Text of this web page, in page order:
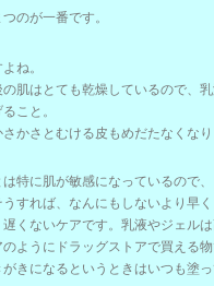
のが一番です。
ね。
肌はとても乾燥しているので、
こと。
かさとむける皮もめだたなくなり
特に肌が敏感になっているので
すれば、なんにもしないより早
くないケアです。乳液やジェル
ようにドラッグストアで買える
きになるというときはいつも塗っ